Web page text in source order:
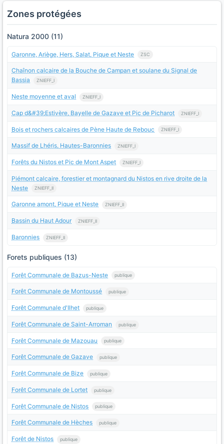
Zones protégées
Natura 2000 (11)
Garonne, Ariège, Hers, Salat, Pique et Neste ZSC
Chaînon calcaire de la Bouche de Campan et soulane du Signal de
Bassia
ZNIEFF_I
Neste moyenne et aval ZNIEFF_I
Cap d&#39;Estivère, Bayelle de Gazave et Pic de Picharot ZNIEFF_I
Bois et rochers calcaires de Pène Haute de Rebouc ZNIEFF_I
Massif de Lhéris, Hautes-Baronnies ZNIEFF_I
Forêts du Nistos et Pic de Mont Aspet ZNIEFF_I
Piémont calcaire, forestier et montagnard du Nistos en rive droite de la
Neste
ZNIEFF_II
Garonne amont, Pique et Neste ZNIEFF_II
Bassin du Haut Adour ZNIEFF_II
Baronnies ZNIEFF_II
Forets publiques (13)
Forêt Communale de Bazus-Neste publique
Forêt Communale de Montoussé publique
Forêt Communale d'Ilhet publique
Forêt Communale de Saint-Arroman publique
Forêt Communale de Mazouau publique
Forêt Communale de Gazave publique
Forêt Communale de Bize publique
Forêt Communale de Lortet publique
Forêt Communale de Nistos publique
Forêt Communale de Hèches publique
Forêt de Nistos publique